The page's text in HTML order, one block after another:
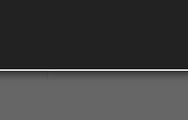
all’economia
Auriti